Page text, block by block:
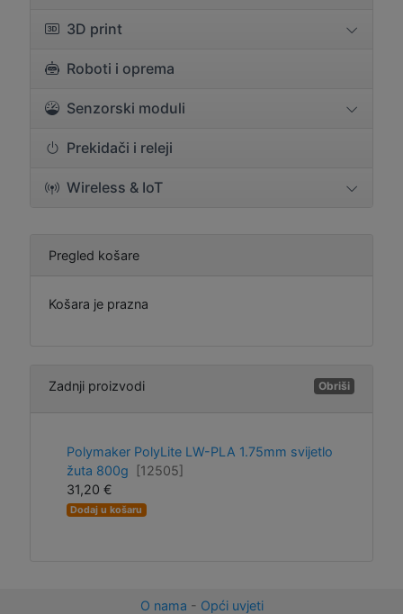
3D print
Roboti i oprema
Senzorski moduli
Prekidači i releji
Wireless & IoT
Pregled košare
Košara je prazna
Zadnji proizvodi Obriši
Polymaker PolyLite LW-PLA 1.75mm svijetlo
žuta 800g
[12505]
31,20 €
Dodaj u košaru
O nama - Opći uvjeti